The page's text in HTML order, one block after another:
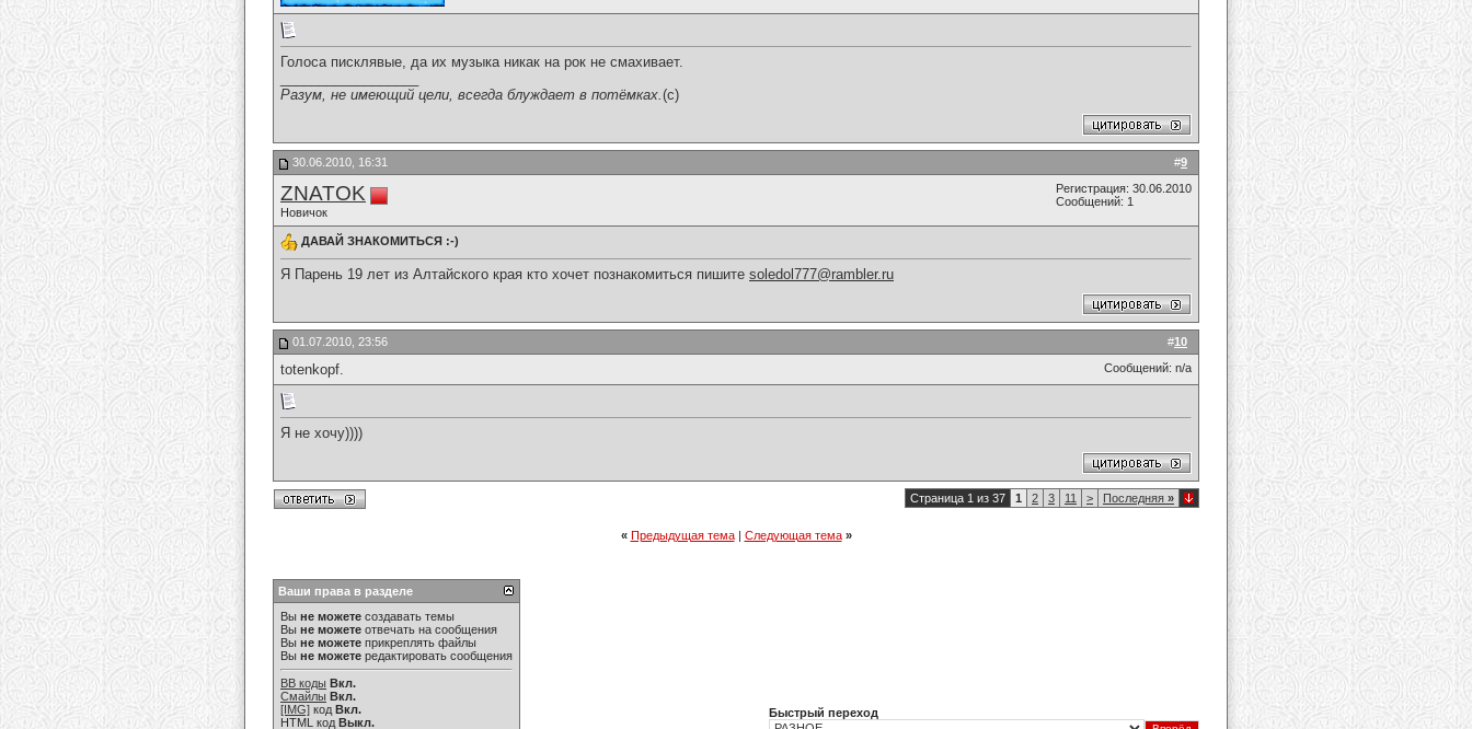
Голоса писклявые, да их музыка никак на рок не смахивает.
Разум, не имеющий цели, всегда блуждает в потёмках.(c)
#9
30.06.2010, 16:31
ZNATOK
Новичок
Регистрация: 30.06.2010
Сообщений: 1
ДАВАЙ ЗНАКОМИТЬСЯ :-)
Я Парень 19 лет из Алтайского края кто хочет познакомиться пишите soledol777@rambler.ru
#10
01.07.2010, 23:56
totenkopf. Сообщений: n/a
Я не хочу))))
Страница 1 из 37 1 2 3 11 > Последняя »
« Предыдущая тема| Следующая тема »
Ваши права в разделе
Вы не можете создавать темы
Вы не можете отвечать на сообщения
Вы не можете прикреплять файлы
Вы не можете редактировать сообщения
BB коды Вкл.
Смайлы Вкл.
[IMG] код Вкл.
HTML код Выкл.
Быстрый переход